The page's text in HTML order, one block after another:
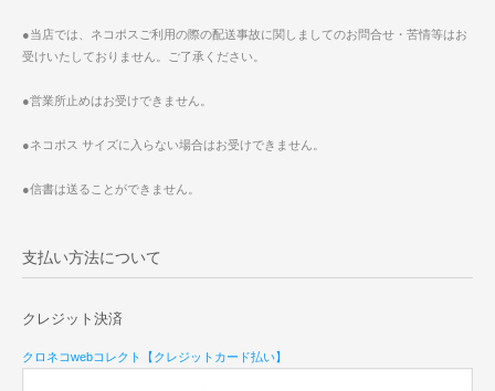
●当店では、ネコポスご利用の際の配送事故に関しましてのお問合せ・苦情等はお
受けいたしておりません。ご了承ください。
●営業所止めはお受けできません。
●ネコポス サイズに入らない場合はお受けできません。
●信書は送ることができません。
支払い方法について
クレジット決済
クロネコwebコレクト【クレジットカード払い】